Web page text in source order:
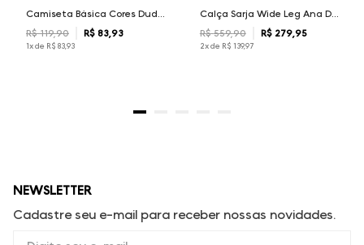
R$ 119,90 R$ 83, 93
1x de R$ 83,93
Calça Sarja Wide Leg Ana Dudalina Feminina
R$ 559,90 R$ 279, 95
2x de R$ 139,97
NEWSLETTER
Cadastre seu e-mail para receber nossas novidades.